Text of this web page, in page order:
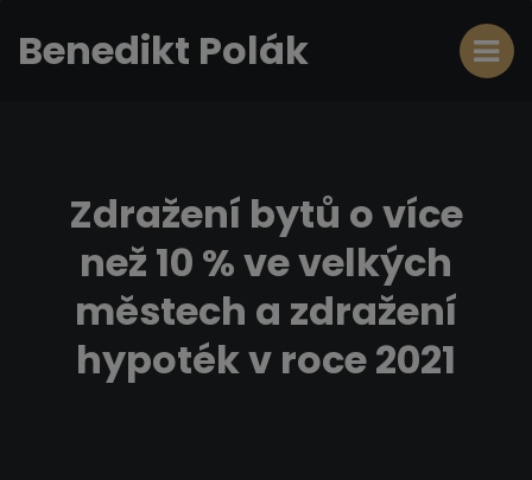
Benedikt Polák
Zdražení bytů o více
než 10 % ve velkých
městech a zdražení
hypoték v roce 2021